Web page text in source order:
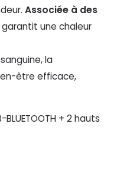
Associée à des
une chaleur
la
être efficace,
+ 2 hauts